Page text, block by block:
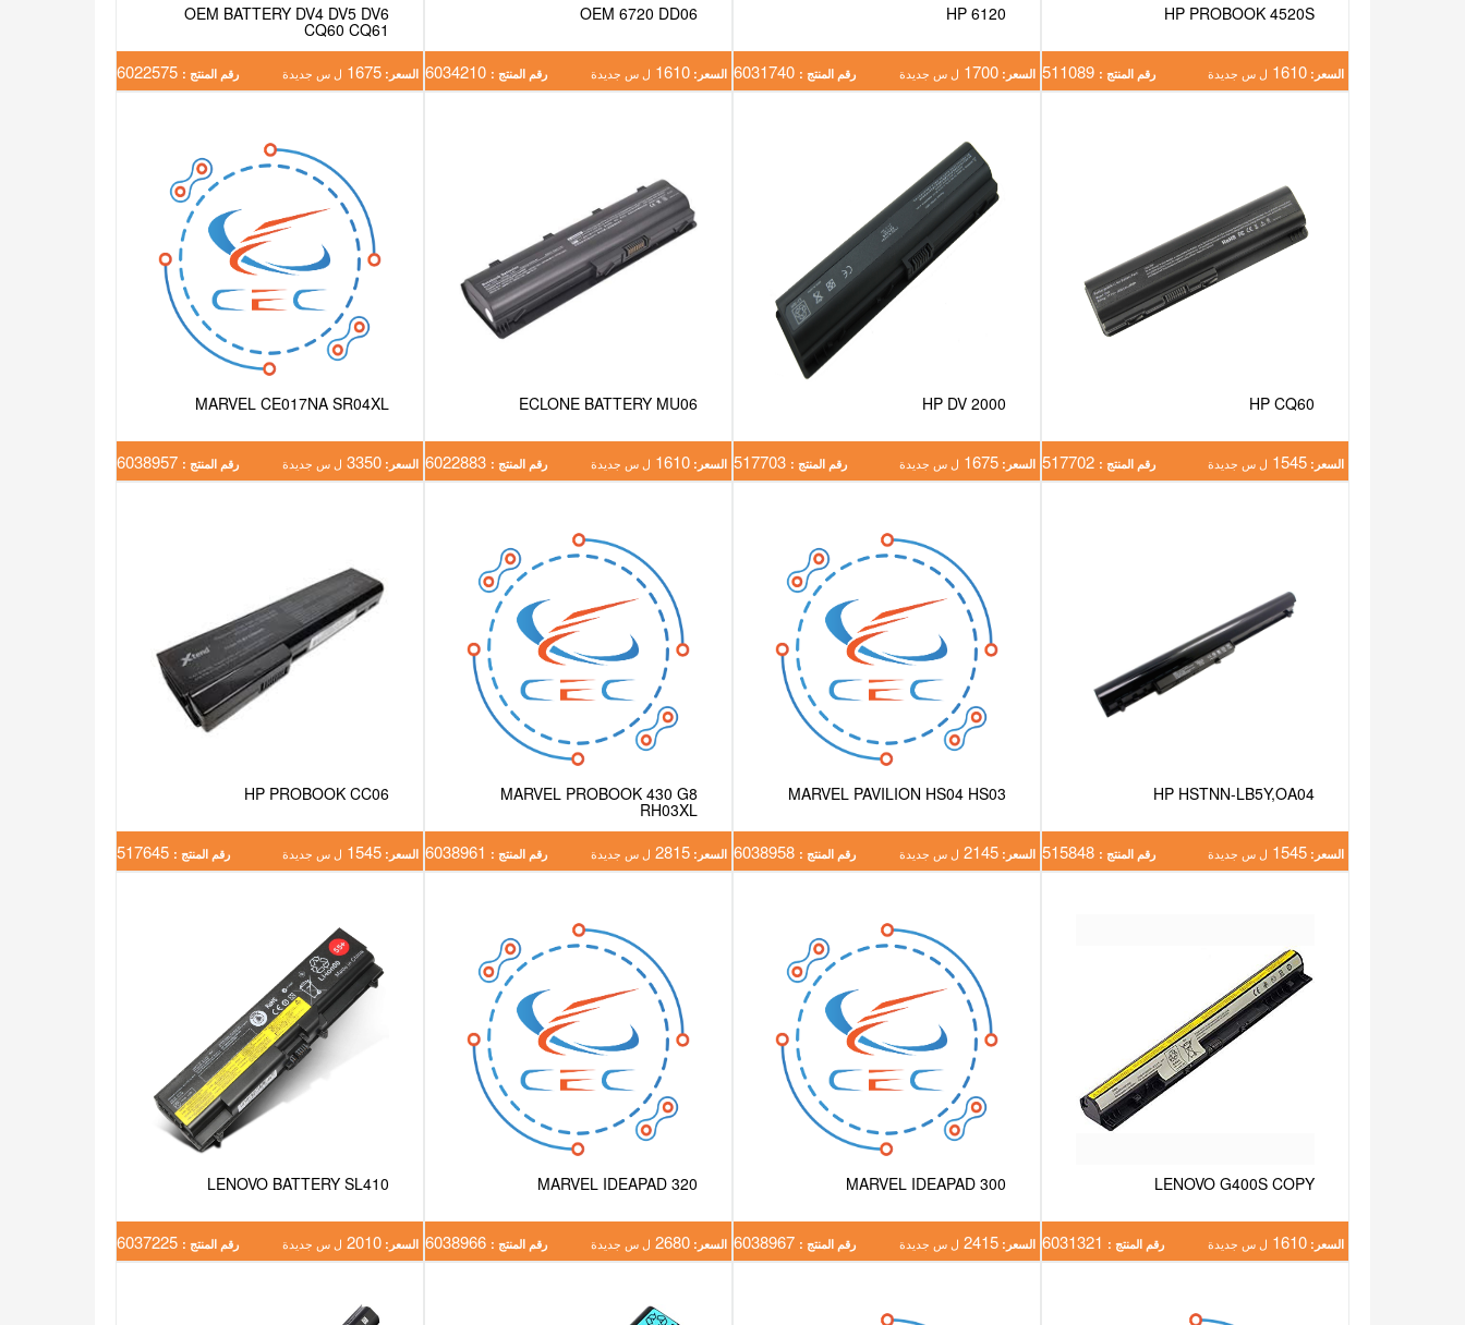
HP PROBOOK 4520S
السعر: 1610 ل س جديدة رقم المنتج :
HP 6120
السعر: 1700 ل س جديدة رقم المنتج :
OEM 6720 DD06
السعر: 1610 ل س جديدة رقم المنتج :
OEM BATTERY DV4 DV5 DV6
CQ60 CQ61
السعر: 1675 ل س جديدة رقم المنتج :
HP CQ60
السعر: 1545 ل س جديدة رقم المنتج :
HP DV 2000
السعر: 1675 ل س جديدة رقم المنتج :
ECLONE BATTERY MU06
السعر: 1610 ل س جديدة رقم المنتج :
MARVEL CE017NA SR04XL
السعر: 3350 ل س جديدة رقم المنتج :
HP HSTNN-LB5Y,OA04
السعر: 1545 ل س جديدة رقم المنتج :
MARVEL PAVILION HS04 HS03
السعر: 2145 ل س جديدة رقم المنتج :
MARVEL PROBOOK 430 G8
RH03XL
السعر: 2815 ل س جديدة رقم المنتج :
HP PROBOOK CC06
السعر: 1545 ل س جديدة رقم المنتج :
LENOVO G400S COPY
السعر: 1610 ل س جديدة رقم المنتج :
MARVEL IDEAPAD 300
السعر: 2415 ل س جديدة رقم المنتج :
MARVEL IDEAPAD 320
السعر: 2680 ل س جديدة رقم المنتج :
LENOVO BATTERY SL410
السعر: 2010 ل س جديدة رقم المنتج :